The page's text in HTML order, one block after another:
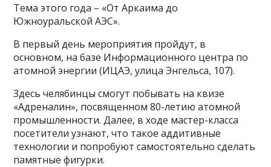
Тема этого года – «От Аркаима до
Южноуральской АЭС».
В первый день мероприятия пройдут, в
основном, на базе Информационного центра по
атомной энергии (ИЦАЭ, улица Энгельса, 107).
Здесь челябинцы смогут побывать на квизе
«Адреналин», посвященном 80-летию атомной
промышленности. Далее, в ходе мастер-класса
посетители узнают, что такое аддитивные
технологии и попробуют самостоятельно сделать
памятные фигурки.